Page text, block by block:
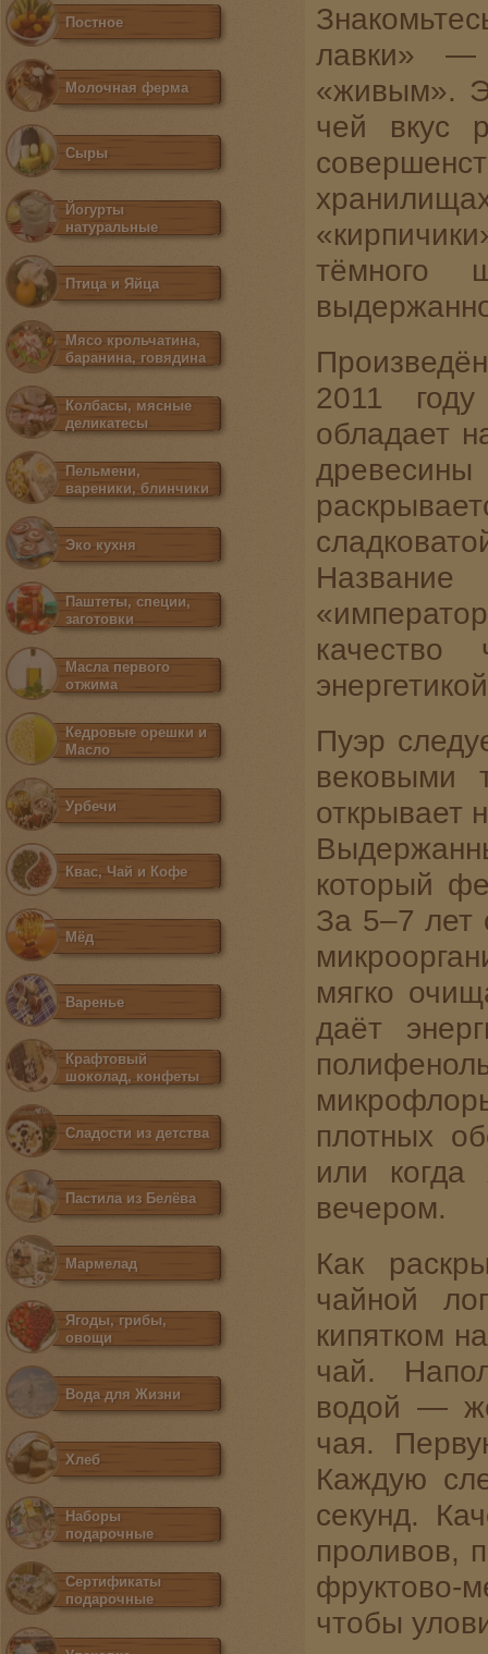
лавки» —
«живым».
чей вкус
тёмного
2011
обладает
качество
Пуэр
вековыми
открывает
который
За 5–7 лет
мягко
даёт
плотных
или когда
вечером.
Как
чайной
кипятком
чай.
водой —
чая.
Каждую
секунд.
проливов,
фруктово-
чтобы
Постное
Молочная ферма
Сыры
Йогурты
натуральные
Птица и Яйца
Мясо крольчатина,
баранина, говядина
Колбасы, мясные
деликатесы
Пельмени,
вареники, блинчики
Эко кухня
Паштеты, специи,
заготовки
Масла первого
отжима
Кедровые орешки и
Масло
Урбечи
Квас, Чай и Кофе
Мёд
Варенье
Крафтовый
шоколад, конфеты
Сладости из детства
Пастила из Белёва
Мармелад
Ягоды, грибы,
овощи
Вода для Жизни
Хлеб
Наборы
подарочные
Сертификаты
подарочные